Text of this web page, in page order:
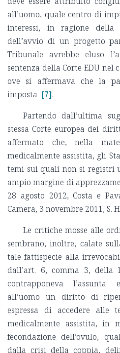
all’uomo, quale centro di
interessi, in ragione della
dell’avvio di un progetto
Tribunale avrebbe eluso
sentenza della Corte EDU nel
ove si affermava che la
imposta [7].
Partendo dall’ultima
stessa Corte europea dei
affermato che, nella
medicalmente assistita, gli
temi sui quali non si registri
ampio margine di
28 agosto 2012, Costa e
Camera, 3 novembre 2011, S.
Le critiche mosse alle
sembrano, inoltre, calate
tale fattispecie alla
dall’art. 6, comma 3, della
contrapponeva l’assunta
all’uomo un diritto di
espressa di accedere alle
medicalmente assistita, in
fecondazione dell’ovulo,
dalla crisi della coppia,